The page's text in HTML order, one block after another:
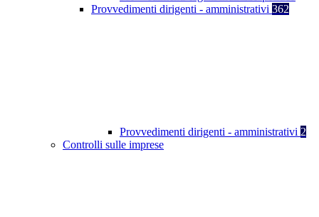
Provvedimenti dirigenti - amministrativi 362
Provvedimenti dirigenti - amministrativi 2
Controlli sulle imprese